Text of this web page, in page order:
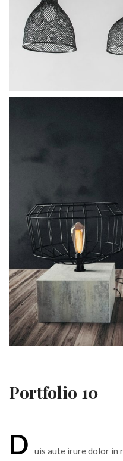
Portfolio 10
D
uis aute irure dolor